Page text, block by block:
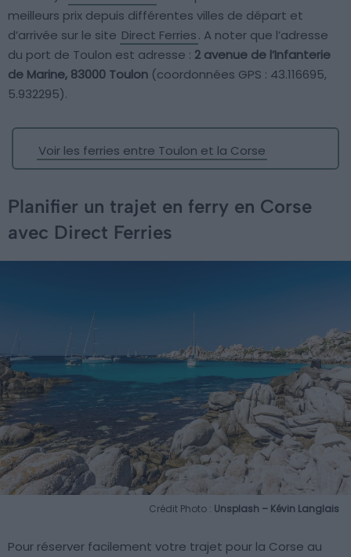
meilleurs prix depuis différentes villes de départ et
d’arrivée sur le site Direct Ferries. A noter que l’adresse
du port de Toulon est adresse : 2 avenue de l’Infanterie
de Marine, 83000 Toulon (coordonnées GPS : 43.116695,
5.932295).
Voir les ferries entre Toulon et la Corse
Planifier un trajet en ferry en Corse
avec Direct Ferries
Crédit Photo : Unsplash – Kévin Langlais
Pour réserver facilement votre trajet pour la Corse au